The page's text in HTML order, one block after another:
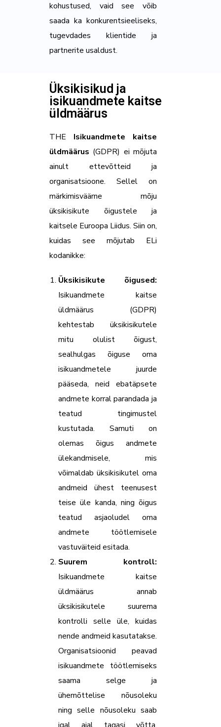
kohustused, vaid see võib
saada ka konkurentsieeliseks,
tugevdades klientide ja
partnerite usaldust.
Üksikisikud ja
isikuandmete kaitse
üldmäärus
THE Isikuandmete kaitse
üldmäärus (GDPR) ei mõjuta
ainult ettevõtteid ja
organisatsioone. Sellel on
märkimisväärne mõju
üksikisikute õigustele ja
kaitsele Euroopa Liidus. Siin on,
kuidas see mõjutab ELi
kodanikke:
Üksikisikute õigused:
Isikuandmete kaitse
üldmäärus (GDPR)
kehtestab üksikisikutele
mitu olulist õigust,
sealhulgas õiguse oma
isikuandmetele juurde
pääseda, neid ebatäpsete
andmete korral parandada ja
teatud tingimustel
kustutada. Samuti on
olemas õigus andmete
ülekandmisele, mis
võimaldab üksikisikutel oma
andmeid ühest teenusest
teise üle kanda, ning õigus
teatud asjaoludel oma
andmete töötlemisele
vastuväiteid esitada.
Suurem kontroll:
Isikuandmete kaitse
üldmäärus annab
üksikisikutele suurema
kontrolli selle üle, kuidas
nende andmeid kasutatakse.
Organisatsioonid peavad
isikuandmete töötlemiseks
saama selge ja
ühemõttelise nõusoleku
ning selle nõusoleku saab